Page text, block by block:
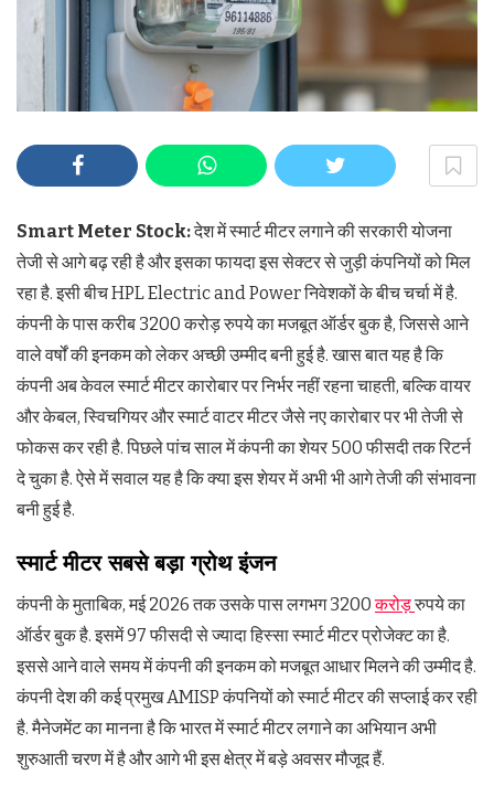
Smart Meter Stock:देश में स्मार्ट मीटर लगाने की सरकारी योजना
तेजी से आगे बढ़ रही है और इसका फायदा इस सेक्टर से जुड़ी कंपनियों को मिल
रहा है. इसी बीच HPL Electric and Power निवेशकों के बीच चर्चा में है.
कंपनी के पास करीब 3200 करोड़ रुपये का मजबूत ऑर्डर बुक है, जिससे आने
वाले वर्षों की इनकम को लेकर अच्छी उम्मीद बनी हुई है. खास बात यह है कि
कंपनी अब केवल स्मार्ट मीटर कारोबार पर निर्भर नहीं रहना चाहती, बल्कि वायर
और केबल, स्विचगियर और स्मार्ट वाटर मीटर जैसे नए कारोबार पर भी तेजी से
फोकस कर रही है. पिछले पांच साल में कंपनी का शेयर 500 फीसदी तक रिटर्न
दे चुका है. ऐसे में सवाल यह है कि क्या इस शेयर में अभी भी आगे तेजी की संभावना
बनी हुई है.
स्मार्ट मीटर सबसे बड़ा ग्रोथ इंजन
कंपनी के मुताबिक, मई 2026 तक उसके पास लगभग 3200करोड़रुपये का
ऑर्डर बुक है. इसमें 97 फीसदी से ज्यादा हिस्सा स्मार्ट मीटर प्रोजेक्ट का है.
इससे आने वाले समय में कंपनी की इनकम को मजबूत आधार मिलने की उम्मीद है.
कंपनी देश की कई प्रमुख AMISP कंपनियों को स्मार्ट मीटर की सप्लाई कर रही
है. मैनेजमेंट का मानना है कि भारत में स्मार्ट मीटर लगाने का अभियान अभी
शुरुआती चरण में है और आगे भी इस क्षेत्र में बड़े अवसर मौजूद हैं.